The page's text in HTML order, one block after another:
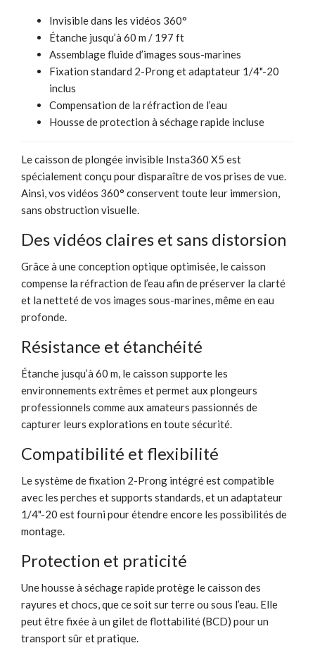
Invisible dans les vidéos 360°
Étanche jusqu’à 60 m / 197 ft
Assemblage fluide d’images sous-marines
Fixation standard 2-Prong et adaptateur 1/4"-20
inclus
Compensation de la réfraction de l’eau
Housse de protection à séchage rapide incluse
Le caisson de plongée invisible Insta360 X5 est
spécialement conçu pour disparaître de vos prises de vue.
Ainsi, vos vidéos 360° conservent toute leur immersion,
sans obstruction visuelle.
Des vidéos claires et sans distorsion
Grâce à une conception optique optimisée, le caisson
compense la réfraction de l’eau afin de préserver la clarté
et la netteté de vos images sous-marines, même en eau
profonde.
Résistance et étanchéité
Étanche jusqu’à 60 m, le caisson supporte les
environnements extrêmes et permet aux plongeurs
professionnels comme aux amateurs passionnés de
capturer leurs explorations en toute sécurité.
Compatibilité et flexibilité
Le système de fixation 2-Prong intégré est compatible
avec les perches et supports standards, et un adaptateur
1/4"-20 est fourni pour étendre encore les possibilités de
montage.
Protection et praticité
Une housse à séchage rapide protège le caisson des
rayures et chocs, que ce soit sur terre ou sous l’eau. Elle
peut être fixée à un gilet de flottabilité (BCD) pour un
transport sûr et pratique.